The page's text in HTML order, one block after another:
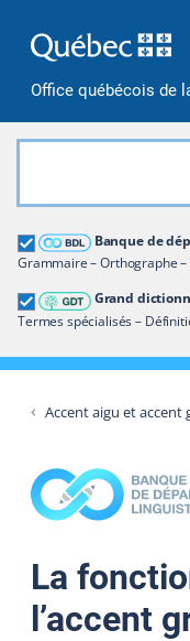
Office québécois de
Banque de
Grammaire – Orthographe –
Grand
Termes spécialisés –
Grand
Restreindre aux termes
Accent aigu et accent
La
l’accent